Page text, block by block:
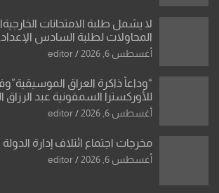
لا يشمل طلبة الامتحانات
المحاولات لطلبة السادس
أو مادتين
أغسطس 6, 2026 editor
“وداعاً ذاكرة العراق
للأوركسترا السمفونية عبد الرزاق
أغسطس 6, 2026 editor
مخرجات اجتماع ائتلاف إدارة الدولة
أغسطس 6, 2026 editor